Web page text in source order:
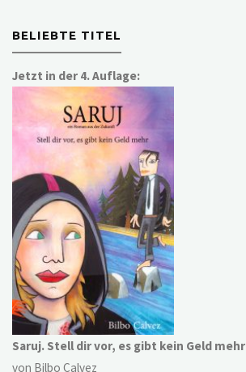
BELIEBTE TITEL
Jetzt in der 4. Auflage:
Saruj. Stell dir vor, es gibt kein Geld mehr
von Bilbo Calvez